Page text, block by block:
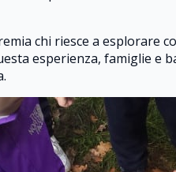
chi riesce a esplorare
esperienza, famiglie e